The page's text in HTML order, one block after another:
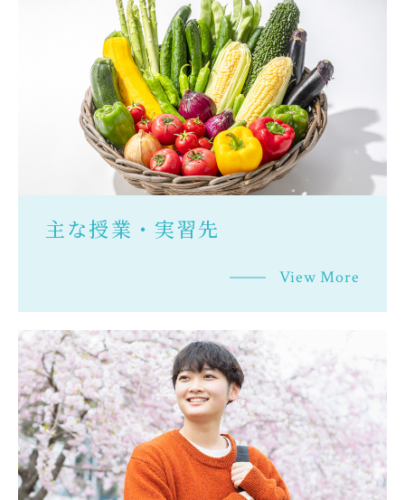
主な授業・実習先
View More